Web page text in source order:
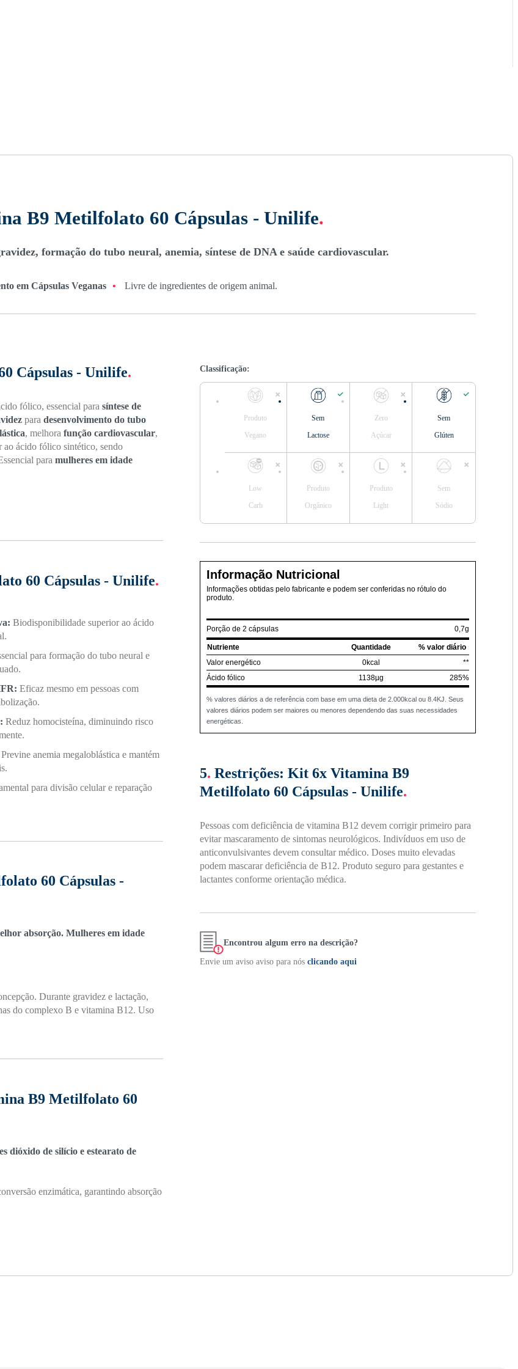
B9 Metilfolato 60 Cápsulas - Unilife.
formação do tubo neural, anemia, síntese de DNA e saúde cardiovascular.
em Cápsulas Veganas • Livre de ingredientes de origem animal.
Cápsulas - Unilife.
fólico, essencial para síntese de
para desenvolvimento do tubo
, melhora função cardiovascular,
ao ácido fólico sintético, sendo
para mulheres em idade
60 Cápsulas - Unilife.
Biodisponibilidade superior ao ácido
para formação do tubo neural e
Eficaz mesmo em pessoas com
Reduz homocisteína, diminuindo risco
Previne anemia megaloblástica e mantém
para divisão celular e reparação
60 Cápsulas -
absorção. Mulheres em idade
Durante gravidez e lactação,
do complexo B e vitamina B12. Uso
B9 Metilfolato 60
dióxido de silício e estearato de
enzimática, garantindo absorção
Classificação:
Produto
Vegano
Sem
Lactose
Zero
Açúcar
Sem
Glúten
Low
Carb
Produto
Orgânico
Produto
Light
Sem
Sódio
Informação Nutricional
Informações obtidas pelo fabricante e podem ser conferidas no rótulo do
produto.
Porção de 2 cápsulas 0,7g
Nutriente Quantidade
% valor diário
Valor energético
0kcal
**
Ácido fólico
1138µg 285%
% valores diários a de referência com base em uma dieta de 2.000kcal ou 8.4KJ. Seus
valores diários podem ser maiores ou menores dependendo das suas necessidades
energéticas.
5. Restrições: Kit 6x Vitamina B9
Metilfolato 60 Cápsulas - Unilife.
Pessoas com deficiência de vitamina B12 devem corrigir primeiro para
evitar mascaramento de sintomas neurológicos. Indivíduos em uso de
anticonvulsivantes devem consultar médico. Doses muito elevadas
podem mascarar deficiência de B12. Produto seguro para gestantes e
lactantes conforme orientação médica.
Encontrou algum erro na descrição?
Envie um aviso aviso para nós clicando aqui